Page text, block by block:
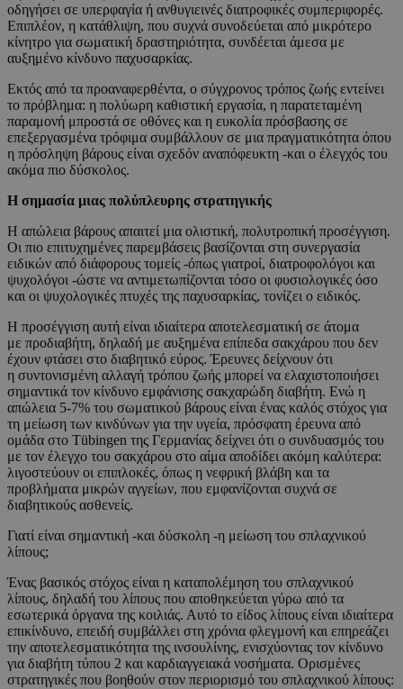
οδηγήσει σε υπερφαγία ή ανθυγιεινές διατροφικές συμπεριφορές.
Επιπλέον, η κατάθλιψη, που συχνά συνοδεύεται από μικρότερο
κίνητρο για σωματική δραστηριότητα, συνδέεται άμεσα με
αυξημένο κίνδυνο παχυσαρκίας.
Εκτός από τα προαναφερθέντα, ο σύγχρονος τρόπος ζωής εντείνει
το πρόβλημα: η πολύωρη καθιστική εργασία, η παρατεταμένη
παραμονή μπροστά σε οθόνες και η ευκολία πρόσβασης σε
επεξεργασμένα τρόφιμα συμβάλλουν σε μια πραγματικότητα όπου
η πρόσληψη βάρους είναι σχεδόν αναπόφευκτη -και ο έλεγχός του
ακόμα πιο δύσκολος.
Η σημασία μιας πολύπλευρης στρατηγικής
Η απώλεια βάρους απαιτεί μια ολιστική, πολυτροπική προσέγγιση.
Οι πιο επιτυχημένες παρεμβάσεις βασίζονται στη συνεργασία
ειδικών από διάφορους τομείς -όπως γιατροί, διατροφολόγοι και
ψυχολόγοι -ώστε να αντιμετωπίζονται τόσο οι φυσιολογικές όσο
και οι ψυχολογικές πτυχές της παχυσαρκίας, τονίζει ο ειδικός.
Η προσέγγιση αυτή είναι ιδιαίτερα αποτελεσματική σε άτομα
με προδιαβήτη, δηλαδή με αυξημένα επίπεδα σακχάρου που δεν
έχουν φτάσει στο διαβητικό εύρος. Έρευνες δείχνουν ότι
η συντονισμένη αλλαγή τρόπου ζωής μπορεί να ελαχιστοποιήσει
σημαντικά τον κίνδυνο εμφάνισης σακχαρώδη διαβήτη. Ενώ η
απώλεια 5-7% του σωματικού βάρους είναι ένας καλός στόχος για
τη μείωση των κινδύνων για την υγεία, πρόσφατη έρευνα από
ομάδα στο Tübingen της Γερμανίας δείχνει ότι ο συνδυασμός του
με τον έλεγχο του σακχάρου στο αίμα αποδίδει ακόμη καλύτερα:
λιγοστεύουν οι επιπλοκές, όπως η νεφρική βλάβη και τα
προβλήματα μικρών αγγείων, που εμφανίζονται συχνά σε
διαβητικούς ασθενείς.
Γιατί είναι σημαντική -και δύσκολη -η μείωση του σπλαχνικού
λίπους;
Ένας βασικός στόχος είναι η καταπολέμηση του σπλαχνικού
λίπους, δηλαδή του λίπους που αποθηκεύεται γύρω από τα
εσωτερικά όργανα της κοιλιάς. Αυτό το είδος λίπους είναι ιδιαίτερα
επικίνδυνο, επειδή συμβάλλει στη χρόνια φλεγμονή και επηρεάζει
την αποτελεσματικότητα της ινσουλίνης, ενισχύοντας τον κίνδυνο
για διαβήτη τύπου 2 και καρδιαγγειακά νοσήματα. Ορισμένες
στρατηγικές που βοηθούν στον περιορισμό του σπλαχνικού λίπους: